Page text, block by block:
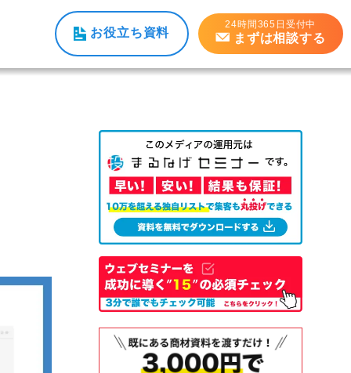
お役立ち資料
24時間365日受付中
まずは相談する